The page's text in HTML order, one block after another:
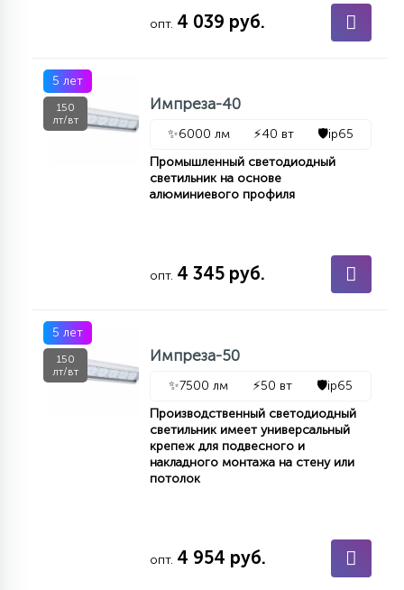
С УПРАВЛЕНИЕМ
АКСЕССУАРЫ
опт. 4 039 руб.
5 лет
150
лт/вт
Импреза-40
✨6000 лм ⚡40 вт 🛡️ip65
Промышленный светодиодный
светильник на основе
алюминиевого профиля
опт. 4 345 руб.
5 лет
150
лт/вт
Импреза-50
✨7500 лм ⚡50 вт 🛡️ip65
Производственный светодиодный
светильник имеет универсальный
крепеж для подвесного и
накладного монтажа на стену или
потолок
опт. 4 954 руб.